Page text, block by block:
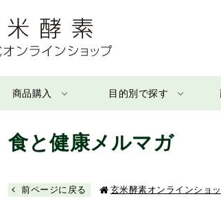
商品購入 目的別で探す
食と健康メルマガ
前ページに戻る 玄米酵素オンラインショ